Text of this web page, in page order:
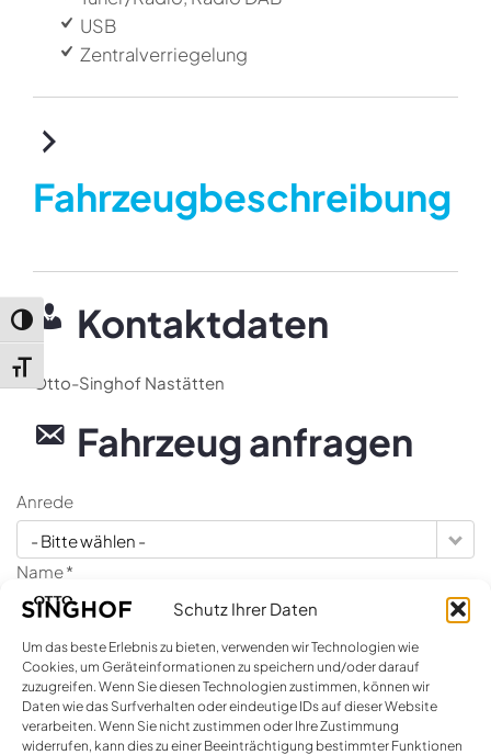
Schutz Ihrer Daten
Um das beste Erlebnis zu bieten, verwenden wir Technologien wie
Cookies, um Geräteinformationen zu speichern und/oder darauf
zuzugreifen. Wenn Sie diesen Technologien zustimmen, können wir
Daten wie das Surfverhalten oder eindeutige IDs auf dieser Website
verarbeiten. Wenn Sie nicht zustimmen oder Ihre Zustimmung
widerrufen, kann dies zu einer Beeinträchtigung bestimmter Funktionen
Umschalten auf hohe Kontraste
Schrift vergrößern
USB
Zentralverriegelung
Fahrzeugbeschreibung
Kontaktdaten
Otto-Singhof Nastätten
Fahrzeug anfragen
Anrede
- Bitte wählen -
Name *
E-Mail *